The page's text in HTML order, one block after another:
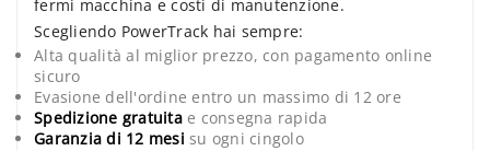
fermi macchina e costi di manutenzione.
Scegliendo PowerTrack hai sempre:
Alta qualità al miglior prezzo, con pagamento online
sicuro
Evasione dell'ordine entro un massimo di 12 ore
Spedizione gratuitae consegna rapida
Garanzia di 12 mesi su ogni cingolo